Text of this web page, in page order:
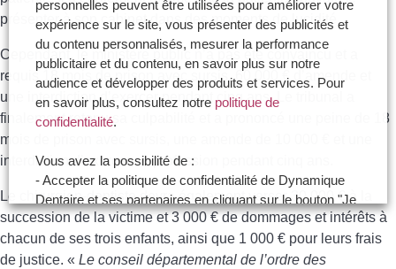
présenter à son cabinet dans des moments de lucidité.
Cependant, le ministère public n’a pas été convaincu et a
requis 18 mois de prison avec sursis, 60 000 € d’amende et
une interdiction d’exercer pendant cinq ans. Le tribunal a
finalement retenu sa culpabilité et a prononcé une peine de 18
mois de prison avec sursis, une amende de 10 000 € et une
interdiction d’exercer sa profession pendant cinq ans.
Le chirurgien-dentiste devra également verser 30 000 € à la
succession de la victime et 3 000 € de dommages et intérêts à
chacun de ses trois enfants, ainsi que 1 000 € pour leurs frais
de justice. « Le conseil départemental de l’ordre des
personnelles peuvent être utilisées pour améliorer votre
expérience sur le site, vous présenter des publicités et
du contenu personnalisés, mesurer la performance
publicitaire et du contenu, en savoir plus sur notre
audience et développer des produits et services. Pour
en savoir plus, consultez notre politique de
confidentialité.
Vous avez la possibilité de :
- Accepter la politique de confidentialité de Dynamique
Dentaire et ses partenaires en cliquant sur le bouton "Je
certifie être un professionnel de santé et accepte la
politique de confidentialité"
- Paramétrer vos choix pour accepter les cookies ou